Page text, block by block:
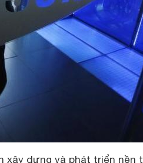
xây dựng và phát triển nền